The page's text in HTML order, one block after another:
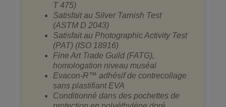
T 475)
Satisfait au Silver Tarnish Test
(ASTM D 2043)
Satisfait au Photographic Activity Test
(PAT) (ISO 18916)
Fine Art Trade Guild (FATG),
homologation niveau muséal
Evacon-R™ adhésif de contrecollage
sans plastifiant EVA
Conditionné dans des pochettes de